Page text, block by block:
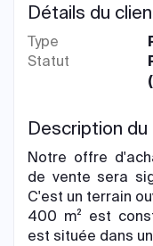
Détails du
Type
Statut
Description du
Notre offre
de vente sera
C'est un terrain
400 m² est
est située dans